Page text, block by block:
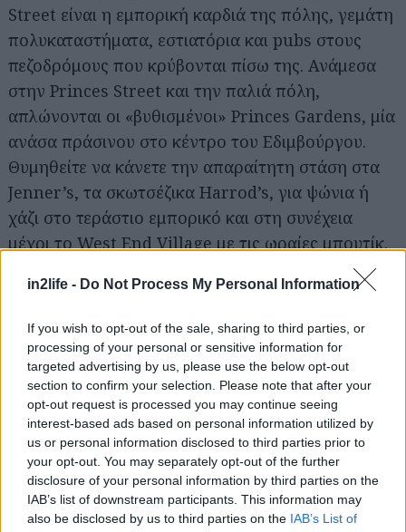
in2life - Do Not Process My Personal Information
If you wish to opt-out of the sale, sharing to third parties, or
processing of your personal or sensitive information for
targeted advertising by us, please use the below opt-out
section to confirm your selection. Please note that after your
opt-out request is processed you may continue seeing
interest-based ads based on personal information utilized by
us or personal information disclosed to third parties prior to
your opt-out. You may separately opt-out of the further
disclosure of your personal information by third parties on the
IAB’s list of downstream participants. This information may
also be disclosed by us to third parties on the IAB’s List of
Street είναι η εμπορική καρδιά της πόλης, γεμάτη
πολυκαταστήματα, εστιατόρια και pubs στους
πεζοδρόμους που κρύβονται πίσω της. Ανάμεσα
στην Princes Street και την παλιά πόλη,
απλώνονται οι «βυθισμένοι» Princes Gardens, μία
ανάσα πράσινου στο κέντρο του Εδιμβούργου.
Θυμηθείτε να κάνετε την απαραίτητη στάση στα
Jenner’s, τα σκωτσέζικα Harrod’s, για ψώνια ή
χάζι στο τεράστιο εμπορικό και στη συνέχεια
μέχρι το West End Village με τις ωραίες μπουτίκ.
Το παλάτι του Holyrood
Το μέρος όπου έζησε η Βασίλισσα Μαρία Στιούαρτ
κατά την σύντομη θητεία της στο θρόνο της
Σκωτίας. Το παλάτι όπου γράφτηκαν τα
σημαντικότερα κεφάλαια της σκωτσέζικης
Ιστορίας διαθέτει 14 ιστορικές πολυτελείς
αίθουσες, υπέροχους κήπους και περιλαμβάνει τα
ερείπια του Αββαείου του Holyrood, από τον 12ο
αιώνα. Αγαπημένο σημείο των επισκεπτών, η
Βασιλική Πινακοθήκη, που φιλοξενεί περιοδικές